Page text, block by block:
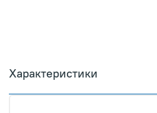
Характеристики